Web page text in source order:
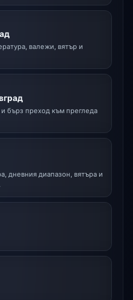
валежи, вятър и
бърз преход към прегледа
дневния диапазон, вятъра и